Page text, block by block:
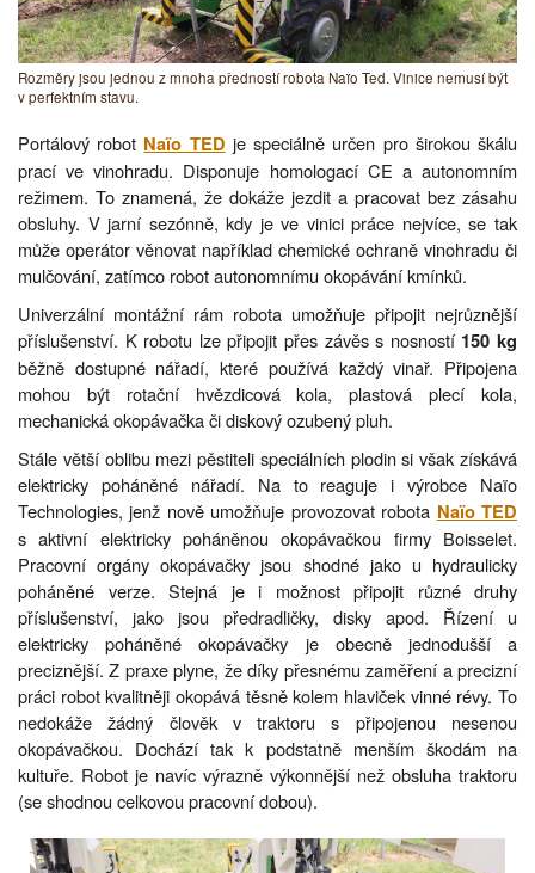
Rozměry jsou jednou z mnoha předností robota Naïo Ted. Vinice nemusí být
v perfektním stavu.
Portálový robot Naïo TED je speciálně určen pro širokou škálu
prací ve vinohradu. Disponuje homologací CE a autonomním
režimem. To znamená, že dokáže jezdit a pracovat bez zásahu
obsluhy. V jarní sezónně, kdy je ve vinici práce nejvíce, se tak
může operátor věnovat například chemické ochraně vinohradu či
mulčování, zatímco robot autonomnímu okopávání kmínků.
Univerzální montážní rám robota umožňuje připojit nejrůznější
příslušenství. K robotu lze připojit přes závěs s nosností 150 kg
běžně dostupné nářadí, které používá každý vinař. Připojena
mohou být rotační hvězdicová kola, plastová plecí kola,
mechanická okopávačka či diskový ozubený pluh.
Stále větší oblibu mezi pěstiteli speciálních plodin si však získává
elektricky poháněné nářadí. Na to reaguje i výrobce Naïo
Technologies, jenž nově umožňuje provozovat robota Naïo TED
s aktivní elektricky poháněnou okopávačkou firmy Boisselet.
Pracovní orgány okopávačky jsou shodné jako u hydraulicky
poháněné verze. Stejná je i možnost připojit různé druhy
příslušenství, jako jsou předradličky, disky apod. Řízení u
elektricky poháněné okopávačky je obecně jednodušší a
preciznější. Z praxe plyne, že díky přesnému zaměření a precizní
práci robot kvalitněji okopává těsně kolem hlaviček vinné révy. To
nedokáže žádný člověk v traktoru s připojenou nesenou
okopávačkou. Dochází tak k podstatně menším škodám na
kultuře. Robot je navíc výrazně výkonnější než obsluha traktoru
(se shodnou celkovou pracovní dobou).